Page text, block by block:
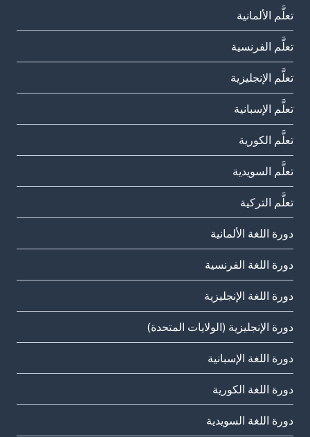
تعلَّم الألمانية
تعلَّم الفرنسية
تعلَّم الإنجليزية
تعلَّم الإسبانية
تعلَّم الكورية
تعلَّم السويدية
تعلَّم التركية
دورة اللغة الألمانية
دورة اللغة الفرنسية
دورة اللغة الإنجليزية
دورة الإنجليزية (الولايات المتحدة)
دورة اللغة الإسبانية
دورة اللغة الكورية
دورة اللغة السويدية